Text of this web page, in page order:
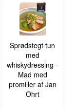
Sprødstegt tun
med
whiskydressing -
Mad med
promiller af Jan
Ohrt